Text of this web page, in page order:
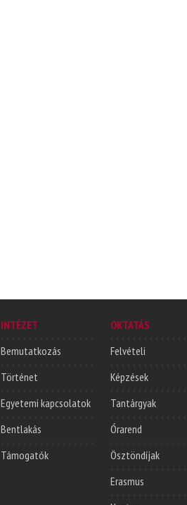
INTÉZET
Bemutatkozás
Történet
Egyetemi kapcsolatok
Bentlakás
Támogatók
OKTATÁS
Felvételi
Képzések
Tantárgyak
Órarend
Ösztöndíjak
Erasmus